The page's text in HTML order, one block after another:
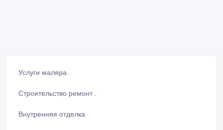
Услуги маляра .
Строительство ремонт .
Внутренняя отделка